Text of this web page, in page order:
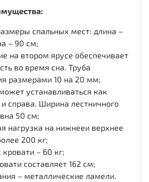
спальных мест: длина –
– 90 см;
на втором ярусе обеспечивает
во время сна. Труба
размерами 10 на 20 мм;
устанавливаться как
и справа. Ширина лестничного
50 см;
нагрузка на нижнееи верхнее
200 кг;
– 60 кг;
составляет 162 см;
– металлические ламели.